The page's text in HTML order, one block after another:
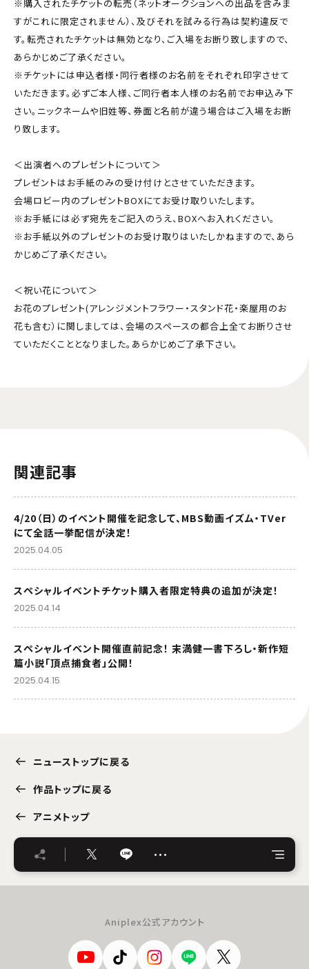
※購入されたチケットの転売（ネットオークションへの出品を含みま
すがこれに限定されません）、及びそれを試みる行為は契約違反で
す。転売されたチケットは無効となり、ご入場をお断り致しますので、
あらかじめご了承ください。
※チケットには申込者様・同行者様のお名前をそれぞれ印字させて
いただきます。必ずご本人様、ご同行者本人様のお名前でお申込み下
さい。ニックネームや旧姓等、券面と名前が違う場合はご入場をお断
り致します。
＜出演者へのプレゼントについて＞
プレゼントはお手紙のみの受け付けとさせていただきます。
会場ロビー内のプレゼントBOXにてお受け取りいたします。
※お手紙には必ず宛先をご記入のうえ、BOXへお入れください。
※お手紙以外のプレゼントのお受け取りはいたしかねますので、あら
かじめご了承ください。
＜祝い花について＞
お花のプレゼント(アレンジメントフラワー・スタンド花・楽屋用のお
花も含む）に関しましては、会場のスペースの都合上全てお断りさせ
ていただくこととなりました。あらかじめご了承下さい。
関連記事
4/20（日）のイベント開催を記念して、MBS動画イズム・TVer
にて全話一挙配信が決定！
2025.04.05
スペシャルイベントチケット購入者限定特典の追加が決定！
2025.04.14
スペシャルイベント開催直前記念！ 末満健一書下ろし・新作短
篇小説「頂点捕食者」公開！
2025.04.15
ニューストップに戻る
作品トップに戻る
アニメトップ
…
Aniplex公式アカウント